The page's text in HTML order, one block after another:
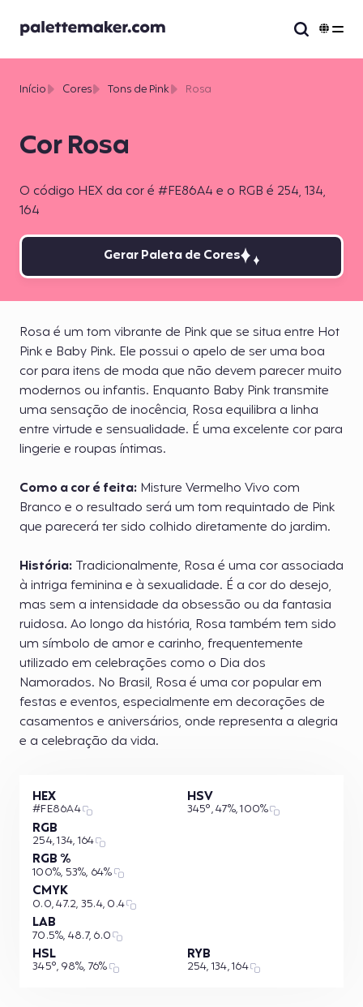
Cor Rosa
O código HEX da cor é #FE86A4 e o RGB é 254, 134,
164
Início Cores Tons de Pink Rosa
Gerar Paleta de Cores
Rosa é um tom vibrante de Pink que se situa entre Hot
Pink e Baby Pink. Ele possui o apelo de ser uma boa
cor para itens de moda que não devem parecer muito
modernos ou infantis. Enquanto Baby Pink transmite
uma sensação de inocência, Rosa equilibra a linha
entre virtude e sensualidade. É uma excelente cor para
lingerie e roupas íntimas.
Como a cor é feita: Misture Vermelho Vivo com
Branco e o resultado será um tom requintado de Pink
que parecerá ter sido colhido diretamente do jardim.
História: Tradicionalmente, Rosa é uma cor associada
à intriga feminina e à sexualidade. É a cor do desejo,
mas sem a intensidade da obsessão ou da fantasia
ruidosa. Ao longo da história, Rosa também tem sido
um símbolo de amor e carinho, frequentemente
utilizado em celebrações como o Dia dos
Namorados. No Brasil, Rosa é uma cor popular em
festas e eventos, especialmente em decorações de
casamentos e aniversários, onde representa a alegria
e a celebração da vida.
HEX
#FE86A4
RGB
254, 134, 164
RGB %
100%, 53%, 64%
CMYK
0.0, 47.2, 35.4, 0.4
LAB
70.5%, 48.7, 6.0
HSL
345°, 98%, 76%
HSV
345°, 47%, 100%
RYB
254, 134, 164